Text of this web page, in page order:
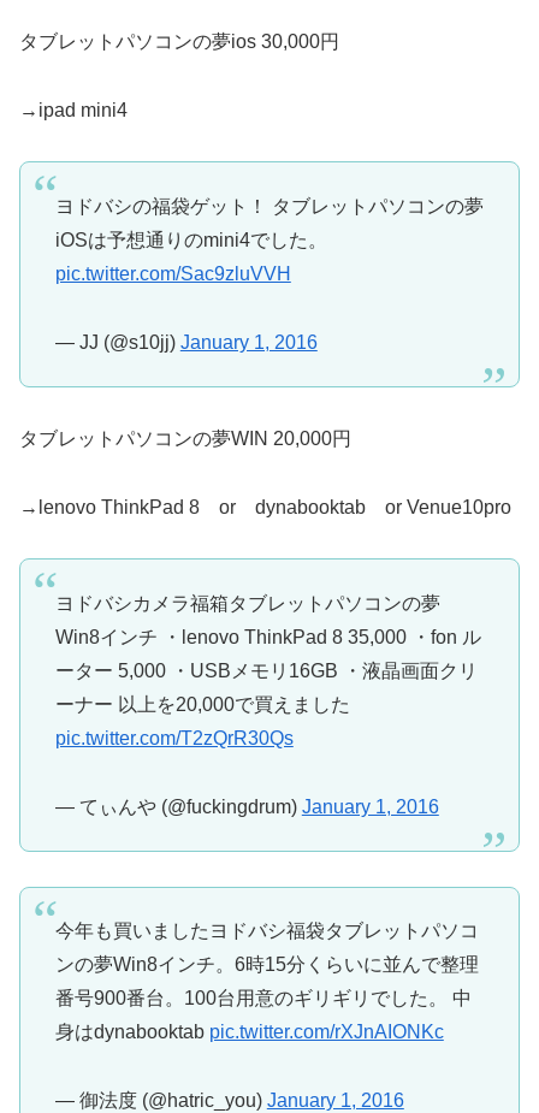
タブレットパソコンの夢ios 30,000円
→ipad mini4
ヨドバシの福袋ゲット！ タブレットパソコンの夢
iOSは予想通りのmini4でした。
pic.twitter.com/Sac9zluVVH
— JJ (@s10jj) January 1, 2016
タブレットパソコンの夢WIN 20,000円
→lenovo ThinkPad 8 or dynabooktab or Venue10pro
ヨドバシカメラ福箱タブレットパソコンの夢
Win8インチ ・lenovo ThinkPad 8 35,000 ・fon ル
ーター 5,000 ・USBメモリ16GB ・液晶画面クリ
ーナー 以上を20,000で買えました
pic.twitter.com/T2zQrR30Qs
— てぃんや (@fuckingdrum) January 1, 2016
今年も買いましたヨドバシ福袋タブレットパソコ
ンの夢Win8インチ。6時15分くらいに並んで整理
番号900番台。100台用意のギリギリでした。 中
身はdynabooktab pic.twitter.com/rXJnAIONKc
— 御法度 (@hatric_you) January 1, 2016